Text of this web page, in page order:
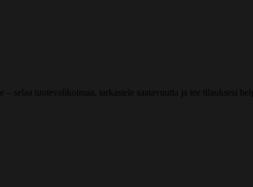
selaa tuotevalikoimaa, tarkastele saatavuutta ja tee tilauksesi